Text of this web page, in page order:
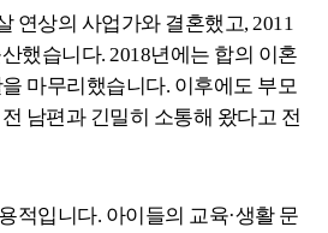
연상의 사업가와 결혼했고, 2011
했습니다. 2018년에는 합의 이혼
마무리했습니다. 이후에도 부모
남편과 긴밀히 소통해 왔다고 전
적입니다. 아이들의 교육·생활 문